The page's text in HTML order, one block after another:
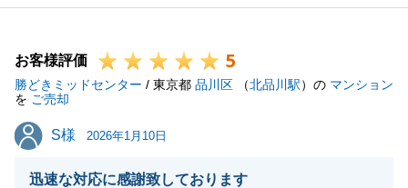
いつでもしっかりサポートさせて頂きます。
お客様評価 5
勝どきミッドセンター / 東京都 品川区 （北品川駅）の マンション
を ご売却
S様
S様 2026年1月10日
迅速な対応に感謝致しております